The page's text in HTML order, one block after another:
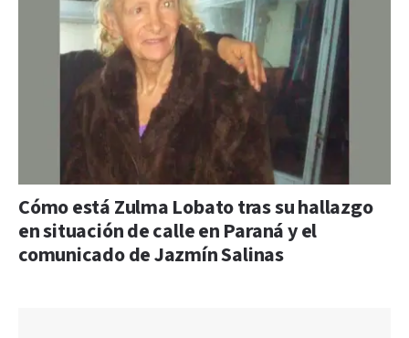
Cómo está Zulma Lobato tras su hallazgo
en situación de calle en Paraná y el
comunicado de Jazmín Salinas